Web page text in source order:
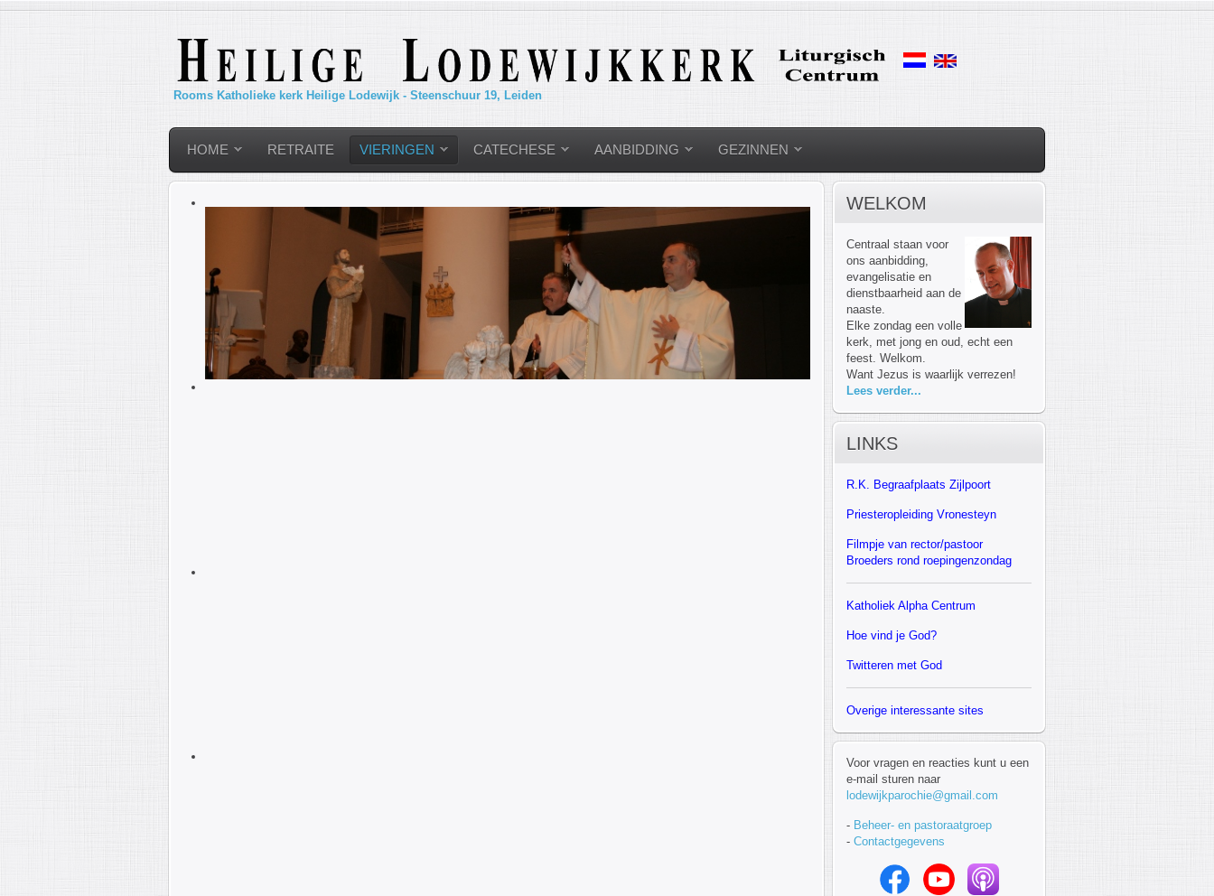
Rooms Katholieke kerk Heilige Lodewijk - Steenschuur 19, Leiden
HOME RETRAITE VIERINGEN CATECHESE AANBIDDING GEZINNEN
WELKOM
Centraal staan voor
ons aanbidding,
evangelisatie en
dienstbaarheid aan de
naaste.
Elke zondag een volle
kerk, met jong en oud, echt een
feest. Welkom.
Want Jezus is waarlijk verrezen!
Lees verder...
LINKS
R.K. Begraafplaats Zijlpoort
Priesteropleiding Vronesteyn
Filmpje van rector/pastoor
Broeders rond roepingenzondag
Katholiek Alpha Centrum
Hoe vind je God?
Twitteren met God
Overige interessante sites
Voor vragen en reacties kunt u een
e-mail sturen naar
lodewijkparochie@gmail.com
- Beheer- en pastoraatgroep
- Contactgegevens